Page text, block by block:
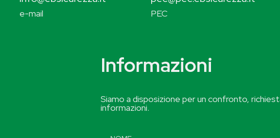
e-mail PEC
Informazioni
Siamo a disposizione per un confronto,
informazioni.